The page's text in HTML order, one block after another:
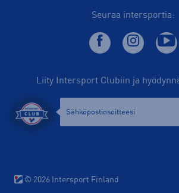
Seuraa intersportia:
Liity Intersport Clubiin ja
© 2026 Intersport Finland